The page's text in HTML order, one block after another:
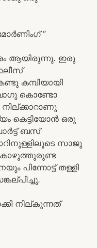
“
ആയിരുന്നു. ഇരു
കമ്പിയായി
കൊണ്ടോ
നില്ക്കാറാണു
കെട്ടിയോന്‍ ഒരു
ബസ്‌
സാജു
പിന്നോട്ട് തള്ളി
നില്കുന്നത്